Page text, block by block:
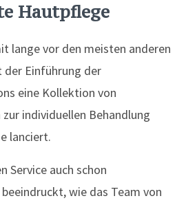
Hautpflege
lange vor den meisten anderen
der Einführung der
eine Kollektion von
individuellen Behandlung
lanciert.
Service auch schon
wie das Team von